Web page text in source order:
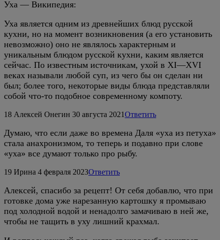
Уха — Википедия:
Уха является одним из древнейших блюд русской
кухни, но на момент возникновения (а его установить
невозможно) оно не являлось характерным и
уникальным блюдом русской кухни, каким является
сейчас. По известным источникам, ухой в XI—XVI
веках называли любой суп, из чего бы он сделан ни
был; более того, некоторые виды блюда представляли
собой что-то подобное современному компоту.
18 Алексей Онегин 30 августа 2021Ответить
Думаю, что если даже во времена Даля «уха из петуха»
стала анахронизмом, то теперь и подавно при слове
«уха» все думают только про рыбу.
19 Ирина 4 февраля 2023Ответить
Алексей, спасибо за рецепт! От себя добавлю, что при
готовке дома уже нарезанную картошку я промываю
под холодной водой и ненадолго замачиваю в ней же,
чтобы не тащить в уху лишний крахмал.